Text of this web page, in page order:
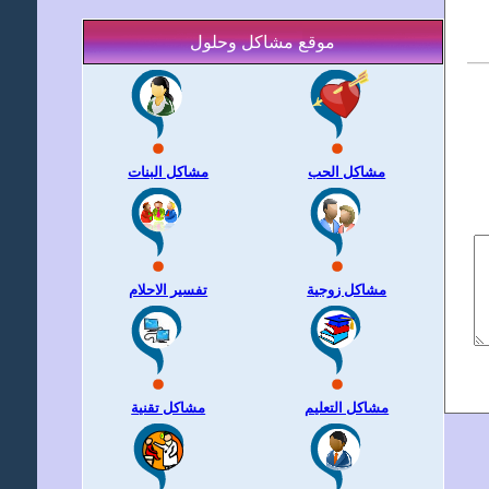
موقع مشاكل وحلول
مشاكل البنات مشاكل الحب
تفسير الاحلام مشاكل زوجية
مشاكل تقنية مشاكل التعليم